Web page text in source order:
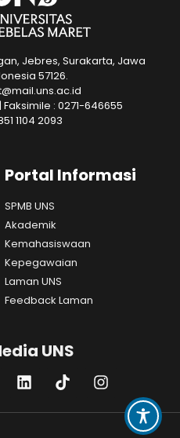
Jebres, Surakarta, Jawa
57126.
: 0271-646655
1104 2093
Portal Informasi
SPMB UNS
Akademik
Kemahasiswaan
Kepegawaian
Laman UNS
Feedback Laman
UNS